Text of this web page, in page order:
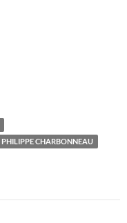
PHILIPPE CHARBONNEAU